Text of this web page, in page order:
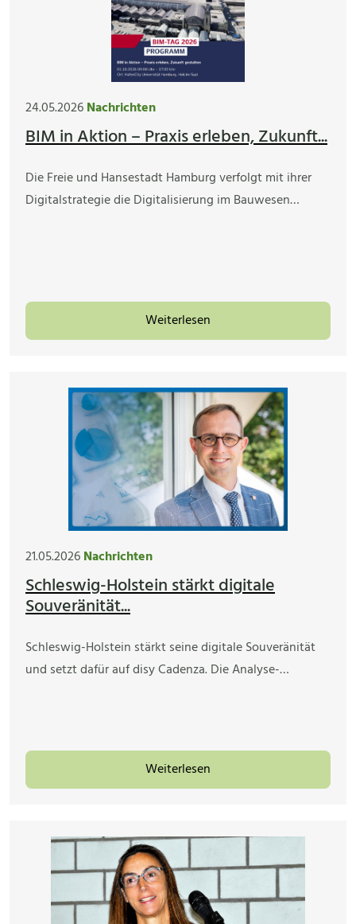
24.05.2026Nachrichten
BIM in Aktion – Praxis erleben, Zukunft...
Die Freie und Hansestadt Hamburg verfolgt mit ihrer
Digitalstrategie die Digitalisierung im Bauwesen…
Weiterlesen
21.05.2026Nachrichten
Schleswig-Holstein stärkt digitale
Souveränität...
Schleswig-Holstein stärkt seine digitale Souveränität
und setzt dafür auf disy Cadenza. Die Analyse-…
Weiterlesen